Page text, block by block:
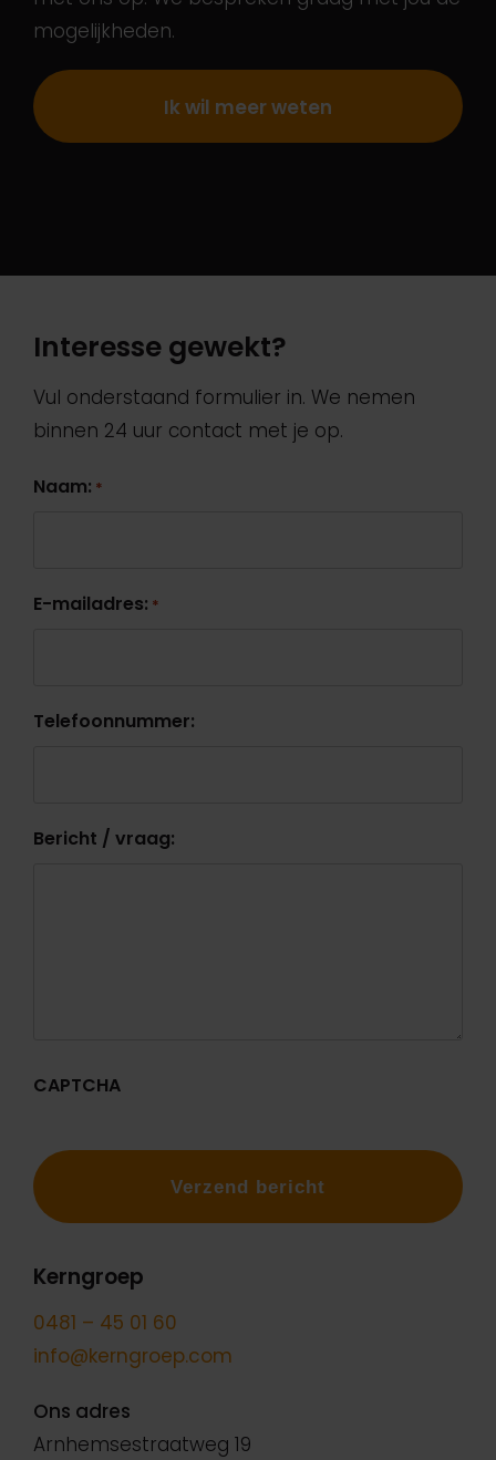
mogelijkheden.
Ik wil meer weten
Interesse gewekt?
Vul onderstaand formulier in. We nemen
binnen 24 uur contact met je op.
Naam: *
E-mailadres: *
Telefoonnummer:
Bericht / vraag:
CAPTCHA
Kerngroep
0481 – 45 01 60
info@kerngroep.com
Ons adres
Arnhemsestraatweg 19